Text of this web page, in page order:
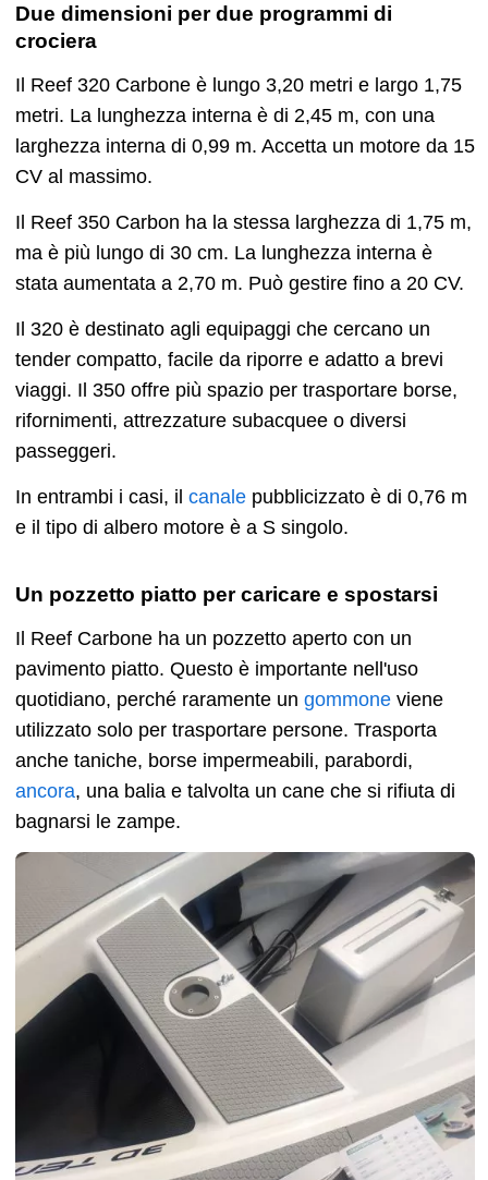
Due dimensioni per due programmi di
crociera
Il Reef 320 Carbone è lungo 3,20 metri e largo 1,75
metri. La lunghezza interna è di 2,45 m, con una
larghezza interna di 0,99 m. Accetta un motore da 15
CV al massimo.
Il Reef 350 Carbon ha la stessa larghezza di 1,75 m,
ma è più lungo di 30 cm. La lunghezza interna è
stata aumentata a 2,70 m. Può gestire fino a 20 CV.
Il 320 è destinato agli equipaggi che cercano un
tender compatto, facile da riporre e adatto a brevi
viaggi. Il 350 offre più spazio per trasportare borse,
rifornimenti, attrezzature subacquee o diversi
passeggeri.
In entrambi i casi, il canale pubblicizzato è di 0,76 m
e il tipo di albero motore è a S singolo.
Un pozzetto piatto per caricare e spostarsi
Il Reef Carbone ha un pozzetto aperto con un
pavimento piatto. Questo è importante nell'uso
quotidiano, perché raramente un gommone viene
utilizzato solo per trasportare persone. Trasporta
anche taniche, borse impermeabili, parabordi,
ancora, una balia e talvolta un cane che si rifiuta di
bagnarsi le zampe.